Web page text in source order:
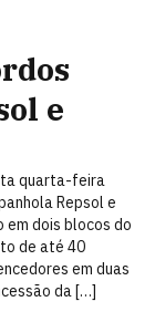
e
quarta-feira
Repsol e
dois blocos do
de até 40
em duas
da […]